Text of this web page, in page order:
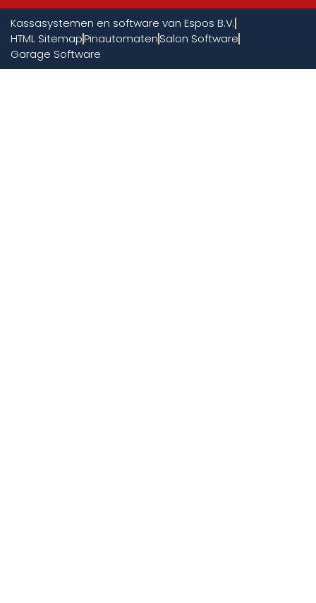
Kassasystemen en software van Espos B.V.
HTML SitemapPinautomatenSalon Software
Garage Software